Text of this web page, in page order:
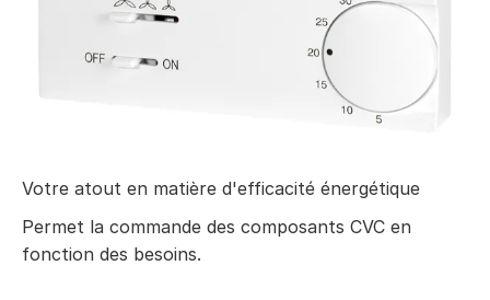
Votre atout en matière d'efficacité énergétique
Permet la commande des composants CVC en
fonction des besoins.